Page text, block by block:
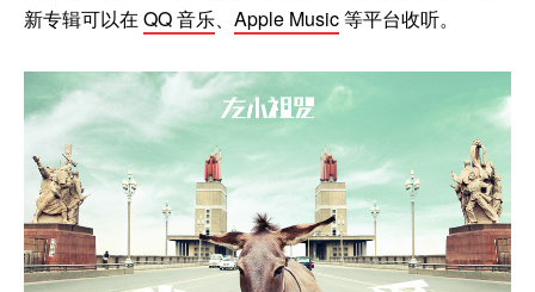
新专辑可以在 QQ 音乐、 Apple Music等平台收听。